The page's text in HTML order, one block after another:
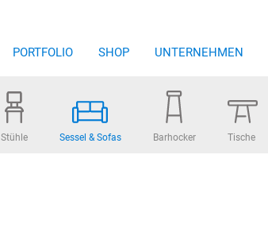
PORTFOLIO SHOP UNTERNEHMEN
Stühle Sessel & Sofas Barhocker Tische